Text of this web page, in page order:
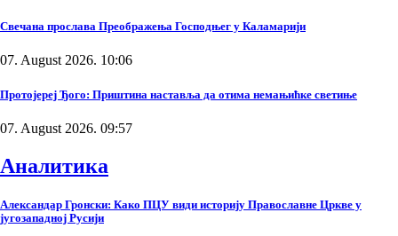
Свечана прослава Преображења Господњег у Каламарији
07. August 2026. 10:06
Протојереј Ђого: Приштина наставља да отима немањићке светиње
07. August 2026. 09:57
Аналитика
Александар Гронски: Како ПЦУ види историју Православне Цркве у
југозападној Русији